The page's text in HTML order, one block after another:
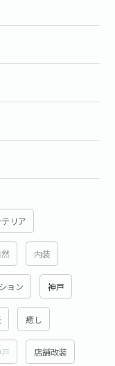
リア
然 内装
ョン 神戸
癒し
店舗改装